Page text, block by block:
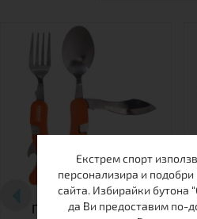
ПРИБОРИ FRENDO
Екстрем спорт
персонализира и
сайта. Избирайки бутона
да Ви предоставим по-